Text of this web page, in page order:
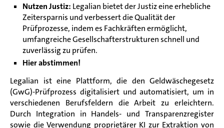
Nutzen Justiz: Legalian bietet der Justiz eine erhebliche
Zeitersparnis und verbessert die Qualität der
Prüfprozesse, indem es Fachkräften ermöglicht,
umfangreiche Gesellschafterstrukturen schnell und
zuverlässig zu prüfen.
Hier abstimmen!
Legalian ist eine Plattform, die den Geldwäschegesetz
(GwG)-Prüfprozess digitalisiert und automatisiert, um in
verschiedenen Berufsfeldern die Arbeit zu erleichtern.
Durch Integration in Handels- und Transparenzregister
sowie die Verwendung proprietärer KI zur Extraktion von